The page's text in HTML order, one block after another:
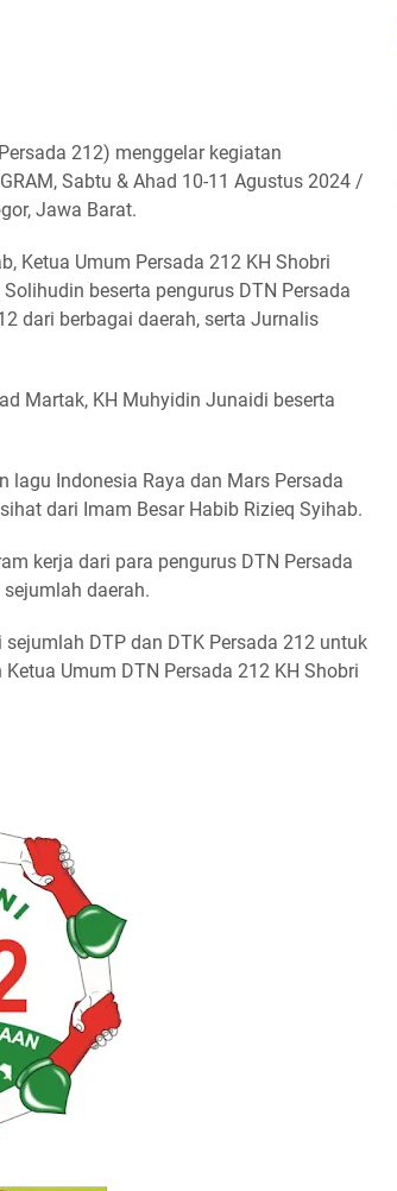
212) menggelar kegiatan
Sabtu & Ahad 10-11 Agustus 2024 /
Jawa Barat.
Ketua Umum Persada 212 KH Shobri
beserta pengurus DTN Persada
dari berbagai daerah, serta Jurnalis
Martak, KH Muhyidin Junaidi beserta
lagu Indonesia Raya dan Mars Persada
dari Imam Besar Habib Rizieq Syihab.
kerja dari para pengurus DTN Persada
daerah.
DTP dan DTK Persada 212 untuk
Umum DTN Persada 212 KH Shobri